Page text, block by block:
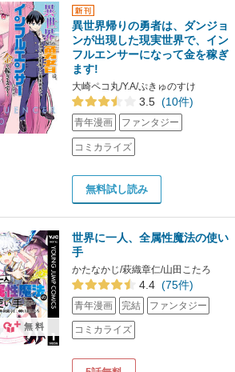
異世界帰りの勇者は、ダンジョ
ンが出現した現実世界で、イン
フルエンサーになって金を稼ぎ
ます!
大崎ペコ丸/Y.A/ぷきゅのすけ
3.5 (10件)
青年漫画 ファンタジー
コミカライズ
無料試し読み
世界に一人、全属性魔法の使い
手
かたなかじ/萩織章仁/山田こたろ
4.4 (75件)
青年漫画 完結 ファンタジー
コミカライズ
無料